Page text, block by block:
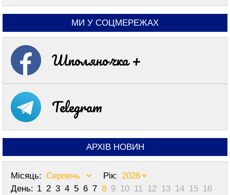
МИ У СОЦМЕРЕЖАХ
Шполяночка +
Telegram
АРХІВ НОВИН
Місяць:
Рік:
День: 1 2 3 4 5 6 7 8 9 10 11 12 13 14 15 16